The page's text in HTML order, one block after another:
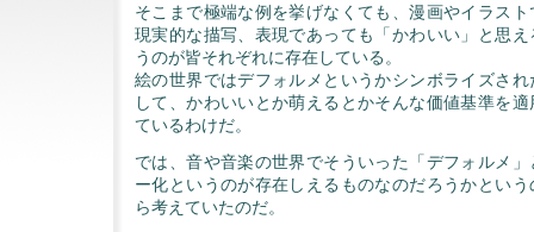
そこまで極端な例を挙げなくても、漫画やイラス
現実的な描写、表現であっても「かわいい」と思
うのが皆それぞれに存在している。
絵の世界ではデフォルメというかシンボライズさ
して、かわいいとか萌えるとかそんな価値基準を
ているわけだ。
では、音や音楽の世界でそういった「デフォルメ
ー化というのが存在しえるものなのだろうかとい
ら考えていたのだ。